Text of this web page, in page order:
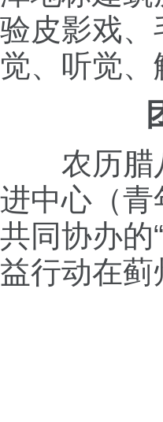
验皮影戏
觉、听觉
农历腊
进中心（
共同协办的
益行动在